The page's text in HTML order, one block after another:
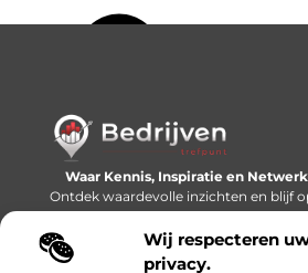
Wij respecteren
privacy.
Waar Kennis, Inspiratie en
Ontdek waardevolle inzichten en blijf
wat er speelt in de
Bericht categorie